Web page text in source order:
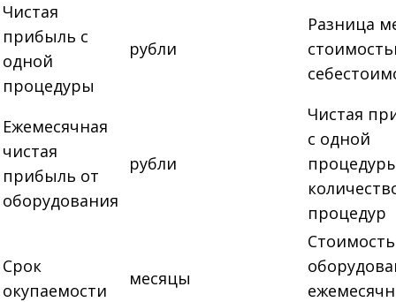
Чистая
прибыль с
одной
процедуры
рубли
Разница
Ежемесячная
чистая
прибыль от
оборудования
рубли
Чистая
с одной
процедур
Срок
окупаемости
месяцы
Стоимость